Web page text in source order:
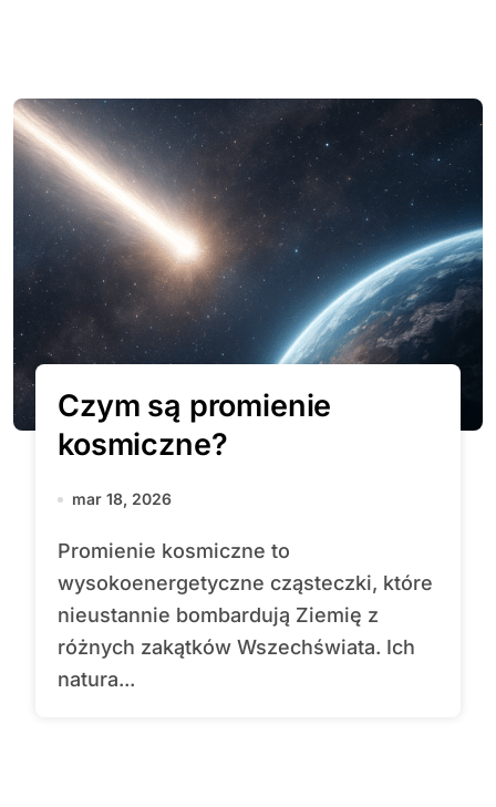
Czym są promienie
kosmiczne?
mar 18, 2026
Promienie kosmiczne to
wysokoenergetyczne cząsteczki, które
nieustannie bombardują Ziemię z
różnych zakątków Wszechświata. Ich
natura...